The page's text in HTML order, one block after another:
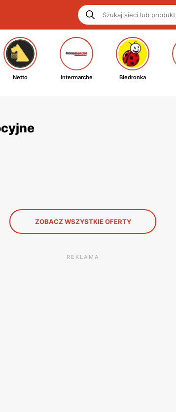
Netto Intermarche Biedronka
ZOBACZ WSZYSTKIE OFERTY
REKLAMA